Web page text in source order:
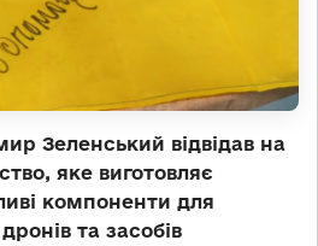
Зеленський відвідав на
яке виготовляє
компоненти для
та засобів